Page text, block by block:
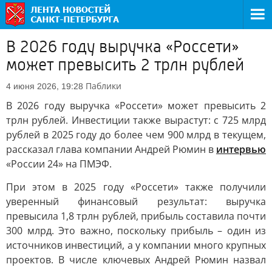
В 2026 году выручка «Россети»
может превысить 2 трлн рублей
4 июня 2026, 19:28 Паблики
В 2026 году выручка «Россети» может превысить 2
трлн рублей. Инвестиции также вырастут: с 725 млрд
рублей в 2025 году до более чем 900 млрд в текущем,
рассказал глава компании Андрей Рюмин в интервью
«России 24» на ПМЭФ.
При этом в 2025 году «Россети» также получили
уверенный финансовый результат: выручка
превысила 1,8 трлн рублей, прибыль составила почти
300 млрд. Это важно, поскольку прибыль – один из
источников инвестиций, а у компании много крупных
проектов. В числе ключевых Андрей Рюмин назвал